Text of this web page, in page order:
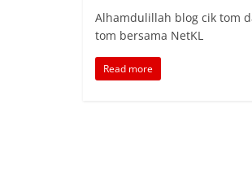
Alhamdulillah blog cik tom
tom bersama NetKL
Read more